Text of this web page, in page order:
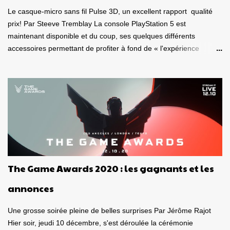
Le casque-micro sans fil Pulse 3D, un excellent rapport qualité
prix! Par Steeve Tremblay La console PlayStation 5 est
maintenant disponible et du coup, ses quelques différents
accessoires permettant de profiter à fond de « l'expérience
télécommande multimédia , deux appareils destinés à la
PlayStation 5 . Est-ce de bons produits? La qualité est-elle au
rendez-vous? Ça vaut le coup? Voici tout d'abord mon avis sur le
casque-micro sans fil Pulse 3D. Dans un autre article qui paraîtra
dans les prochains jours, je vous donnerai mon avis sur la
télécommande. Caque-micro sans fil Pulse 3D Le casque est plus
look , entièrement vêtu de noir et de blanc. Son poids est bon,
The Game Awards 2020 : les gagnants et les
annonces
Une grosse soirée pleine de belles surprises Par Jérôme Rajot
Hier soir, jeudi 10 décembre, s'est déroulée la cérémonie